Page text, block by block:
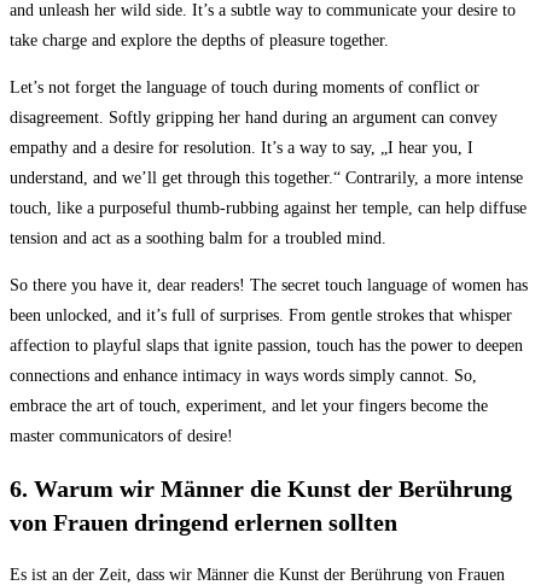
and unleash her wild side. It’s a subtle way to communicate your desire to
take charge and explore the depths of pleasure together.
Let’s not forget the language of touch during moments of conflict or
disagreement. Softly gripping her hand during an argument can convey
empathy and a desire for resolution. It’s a way to say, „I hear you, I
understand, and we’ll get through this together.“ Contrarily, a more intense
touch, like a purposeful thumb-rubbing against her temple, can help diffuse
tension and act as a soothing balm for a troubled mind.
So there you have it, dear readers! The secret touch language of women has
been unlocked, and it’s full of surprises. From gentle strokes that whisper
affection to playful slaps that ignite passion, touch has the power to deepen
connections and enhance intimacy in ways words simply cannot. So,
embrace the art of touch, experiment, and let your fingers become the
master communicators of desire!
6. Warum wir Männer die Kunst der Berührung
von Frauen dringend erlernen sollten
Es ist an der Zeit, dass wir Männer die Kunst der Berührung von Frauen